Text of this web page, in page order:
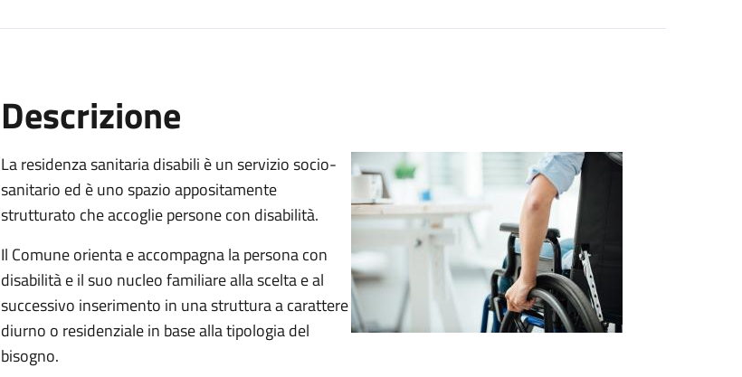
Descrizione
La residenza sanitaria disabili è un servizio socio-
sanitario ed è uno spazio appositamente
strutturato che accoglie persone con disabilità.
Il Comune orienta e accompagna la persona con
disabilità e il suo nucleo familiare alla scelta e al
successivo inserimento in una struttura a carattere
diurno o residenziale in base alla tipologia del
bisogno.